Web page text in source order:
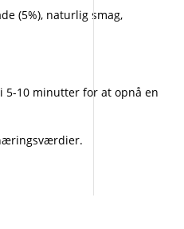
(5%), naturlig smag,
5-10 minutter for at opnå en